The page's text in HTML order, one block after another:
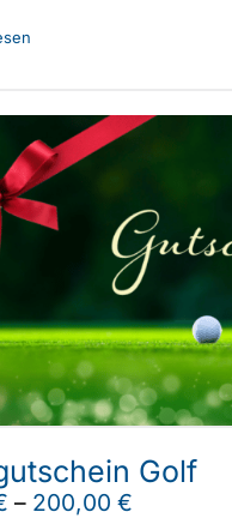
Golf
– 200,00 €